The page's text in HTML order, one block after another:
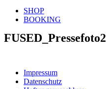
SHOP
BOOKING
FUSED_Pressefoto2
Impressum
Datenschutz